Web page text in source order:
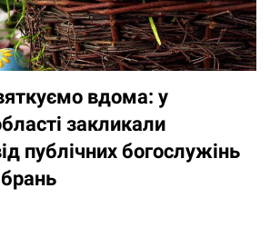
вдома: у
закликали
публічних богослужінь